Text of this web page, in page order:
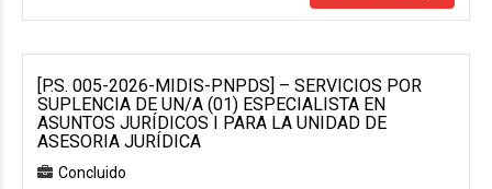
[P.S. 005-2026-MIDIS-PNPDS] – SERVICIOS POR
SUPLENCIA DE UN/A (01) ESPECIALISTA EN
ASUNTOS JURÍDICOS I PARA LA UNIDAD DE
ASESORIA JURÍDICA
Concluido